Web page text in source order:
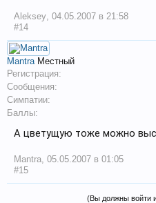
Aleksey, 04.05.2007 в 21:58
#14
Mantra Местный
Регистрация:
Сообщения:
Симпатии:
Баллы:
А цветущую тоже можно
Mantra, 05.05.2007 в 01:05
#15
(Вы должны войти